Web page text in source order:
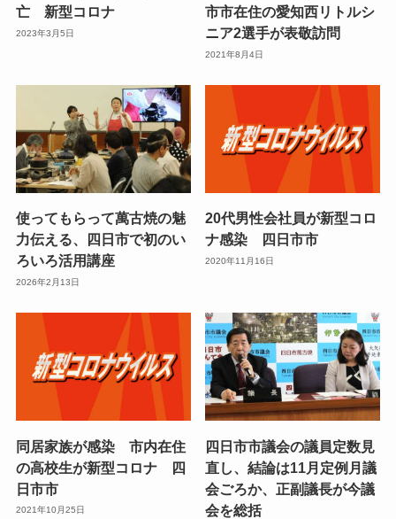
亡 新型コロナ
2023年3月5日
市市在住の愛知西リトルシ
ニア2選手が表敬訪問
2021年8月4日
使ってもらって萬古焼の魅
力伝える、四日市で初のい
ろいろ活用講座
2026年2月13日
20代男性会社員が新型コロ
ナ感染 四日市市
2020年11月16日
同居家族が感染 市内在住
の高校生が新型コロナ 四
日市市
2021年10月25日
四日市市議会の議員定数見
直し、結論は11月定例月議
会ごろか、正副議長が今議
会を総括